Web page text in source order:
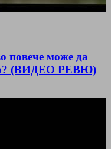
повече може да
(ВИДЕО РЕВЮ)